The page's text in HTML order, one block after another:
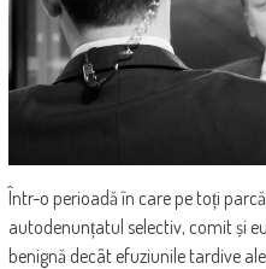
Într-o perioadă în care pe toți
autodenunțatul selectiv, comit și
benignă decât efuziunile tardive